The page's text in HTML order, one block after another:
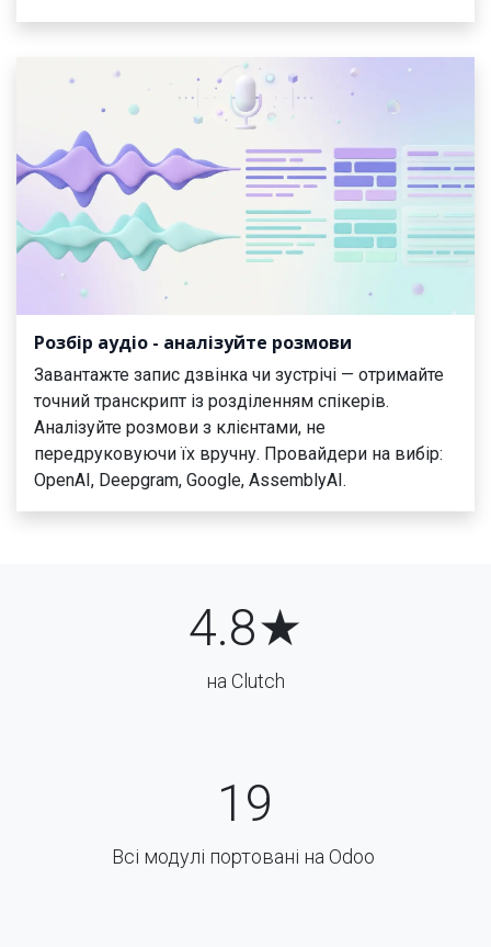
Розбір аудіо - аналізуйте розмови
Завантажте запис дзвінка чи зустрічі — отримайте
точний транскрипт із розділенням спікерів.
Аналізуйте розмови з клієнтами, не
передруковуючи їх вручну. Провайдери на вибір:
OpenAI, Deepgram, Google, AssemblyAI.
4.8★
на Clutch
19
Всі модулі портовані на Odoo